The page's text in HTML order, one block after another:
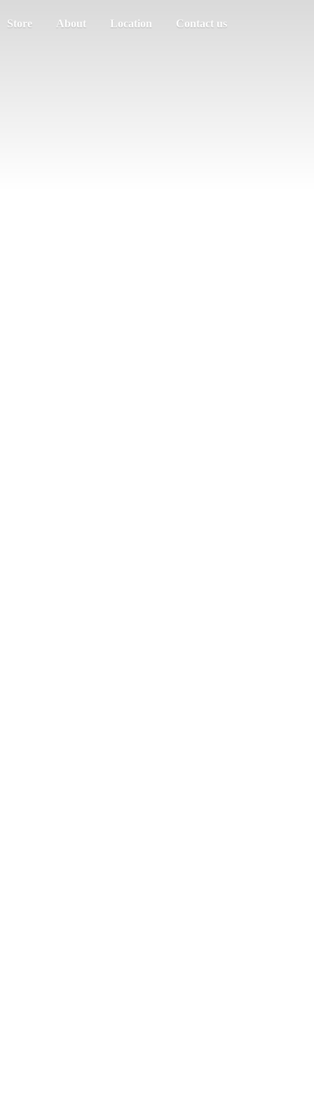
Store About Location Contact us